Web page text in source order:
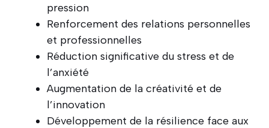
pression
Renforcement des relations personnelles
et professionnelles
Réduction significative du stress et de
l’anxiété
Augmentation de la créativité et de
l’innovation
Développement de la résilience face aux